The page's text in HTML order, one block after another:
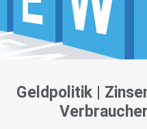
Geldpolitik |